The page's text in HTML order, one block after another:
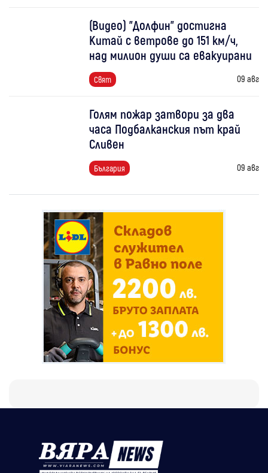
(Видео) "Долфин" достигна
Китай с ветрове до 151 км/ч,
над милион души са евакуирани
Свят 09 авг
Голям пожар затвори за два
часа Подбалканския път край
Сливен
България 09 авг